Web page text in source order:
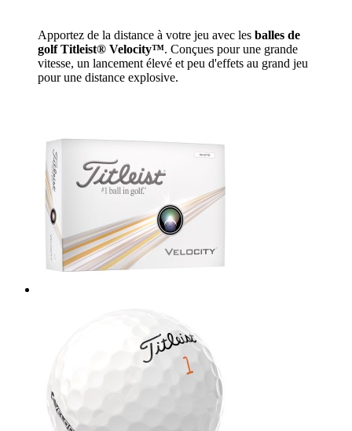
Apportez de la distance à votre jeu avec les balles de
golf Titleist® Velocity™. Conçues pour une grande
vitesse, un lancement élevé et peu d'effets au grand jeu
pour une distance explosive.